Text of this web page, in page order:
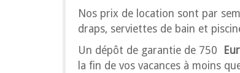
Nos prix de location sont par
draps, serviettes de bain et
Un dépôt de garantie de 750
la fin de vos vacances à moins